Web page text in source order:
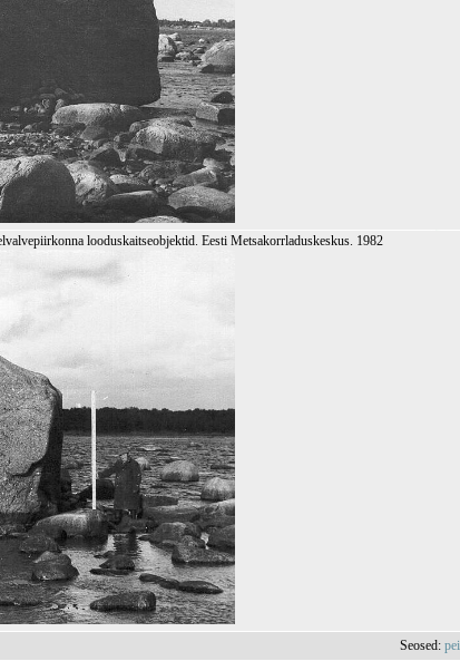
looduskaitseobjektid. Eesti Metsakorrladuskeskus. 1982
Seosed: